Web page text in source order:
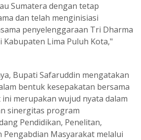
Sumatera dengan tetap
dan telah menginisiasi
penyelenggaraan Tri Dharma
Lima Puluh Kota,"
Bupati Safaruddin mengatakan
bentuk kesepakatan bersama
merupakan wujud nyata dalam
sinergitas program
Pendidikan, Penelitan,
Pengabdian Masyarakat melalui